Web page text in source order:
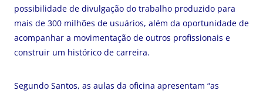
possibilidade de divulgação do trabalho produzido para
mais de 300 milhões de usuários, além da oportunidade de
acompanhar a movimentação de outros profissionais e
construir um histórico de carreira.
Segundo Santos, as aulas da oficina apresentam “as